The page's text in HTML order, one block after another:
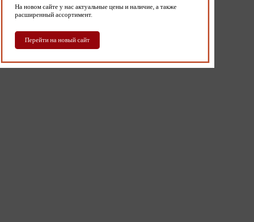
На новом сайте у нас актуальные цены и наличие, а также
расширенный ассортимент.
Перейти на новый сайт